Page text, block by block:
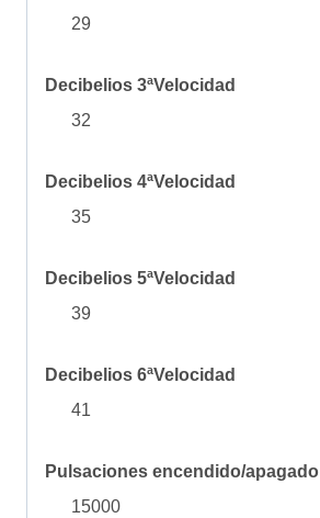
29
Decibelios 3ªVelocidad
32
Decibelios 4ªVelocidad
35
Decibelios 5ªVelocidad
39
Decibelios 6ªVelocidad
41
Pulsaciones encendido/apagado
15000